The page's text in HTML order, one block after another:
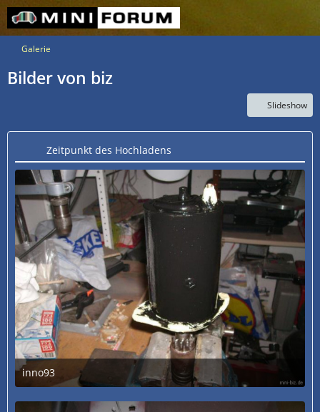
Galerie
Bilder von biz
Slideshow
Zeitpunkt des Hochladens
inno93
3. Juli 2020 um 13:31